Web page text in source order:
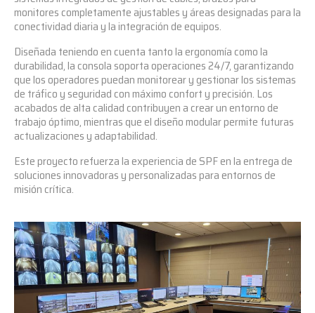
monitores completamente ajustables y áreas designadas para la
conectividad diaria y la integración de equipos.
Diseñada teniendo en cuenta tanto la ergonomía como la
durabilidad, la consola soporta operaciones 24/7, garantizando
que los operadores puedan monitorear y gestionar los sistemas
de tráfico y seguridad con máximo confort y precisión. Los
acabados de alta calidad contribuyen a crear un entorno de
trabajo óptimo, mientras que el diseño modular permite futuras
actualizaciones y adaptabilidad.
Este proyecto refuerza la experiencia de SPF en la entrega de
soluciones innovadoras y personalizadas para entornos de
misión crítica.